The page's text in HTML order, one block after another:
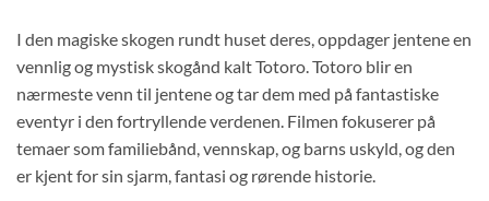
I den magiske skogen rundt huset deres, oppdager jentene en
vennlig og mystisk skogånd kalt Totoro. Totoro blir en
nærmeste venn til jentene og tar dem med på fantastiske
eventyr i den fortryllende verdenen. Filmen fokuserer på
temaer som familiebånd, vennskap, og barns uskyld, og den
er kjent for sin sjarm, fantasi og rørende historie.